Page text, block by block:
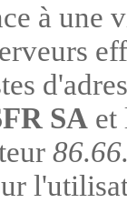
à une
SA et